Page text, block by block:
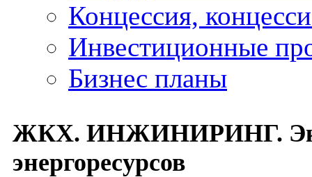
Концессия,
Инвестиционные
Бизнес планы
ЖКХ. ИНЖИНИРИНГ.
энергоресурсов